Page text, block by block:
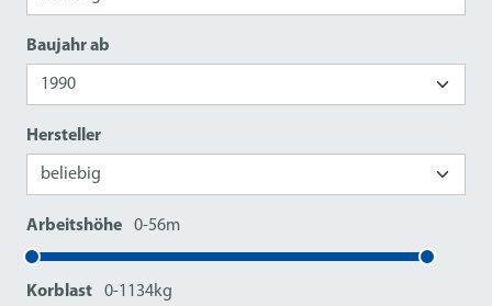
Baujahr ab
Hersteller
Arbeitshöhe 0-56m
Korblast 0-1134kg